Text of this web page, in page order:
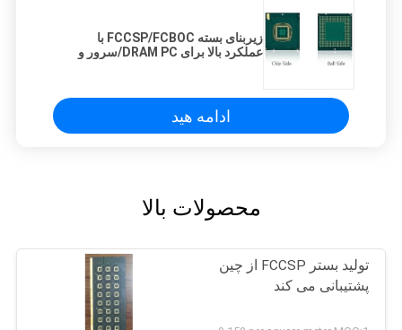
زیربنای بسته FCCSP/FCBOC با
عملکرد بالا برای DRAM PC/سرور و
ادامه هید
محصولات بالا
تولید بستر FCCSP از چین
پشتیبانی می کند